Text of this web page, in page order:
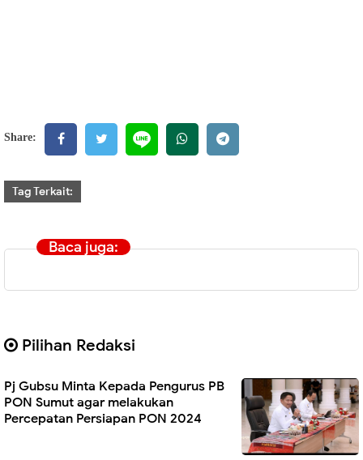
Share:
Tag Terkait:
Baca juga:
Pilihan Redaksi
Pj Gubsu Minta Kepada Pengurus PB
PON Sumut agar melakukan
Percepatan Persiapan PON 2024